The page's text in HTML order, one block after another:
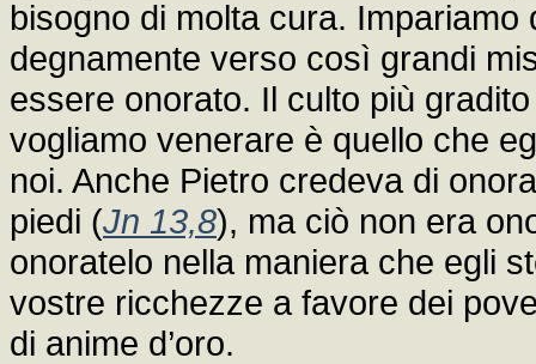
bisogno di molta cura.
degnamente verso così grandi
essere onorato. Il culto più
vogliamo venerare è quello che
noi. Anche Pietro credeva di
piedi (Jn 13,8), ma ciò non era
onoratelo nella maniera che egli
vostre ricchezze a favore dei
di anime d’oro.